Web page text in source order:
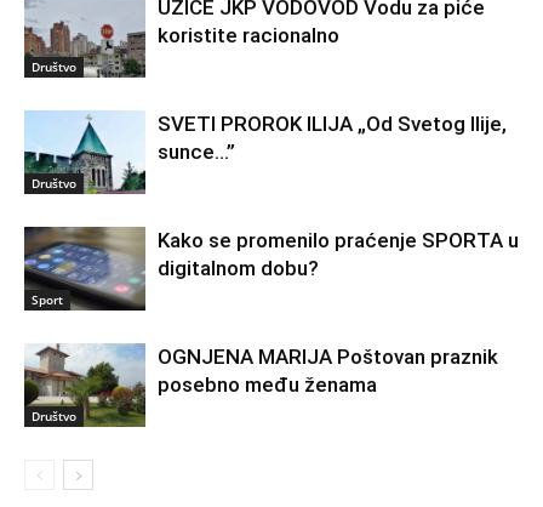
Društvo
UŽICE JKP VODOVOD Vodu za piće
koristite racionalno
Društvo
SVETI PROROK ILIJA „Od Svetog Ilije,
sunce…”
Sport
Kako se promenilo praćenje SPORTA u
digitalnom dobu?
Društvo
OGNJENA MARIJA Poštovan praznik
posebno među ženama